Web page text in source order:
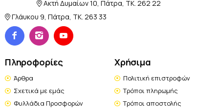
Ακτή Δυμαίων 10, Πάτρα, TK. 262 22
Γλάυκου 9, Πάτρα, TK. 263 33
Πληροφορίες
Άρθρα
Σχετικά με εμάς
Φυλλάδια Προσφορών
Χρήσιμα
Πολιτική επιστροφών
Τρόποι πληρωμής
Τρόποι αποστολής